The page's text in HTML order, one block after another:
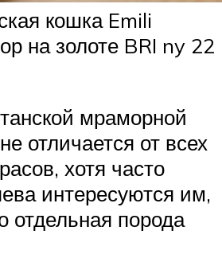
кошка Emili
на золоте BRI ny 22
мраморной
отличается от всех
хотя часто
интересуются им,
отдельная порода